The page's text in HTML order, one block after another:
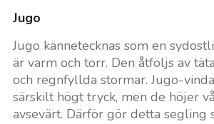
Jugo
Jugo kännetecknas som en
är varm och torr. Den åtföljs av
och regnfyllda stormar. Jugo-
särskilt högt tryck, men de höjer
avsevärt. Därför gör detta segling